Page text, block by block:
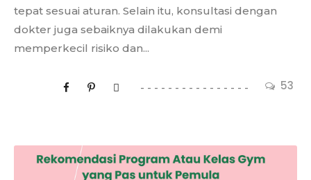
53
tepat sesuai aturan. Selain itu, konsultasi dengan
dokter juga sebaiknya dilakukan demi
memperkecil risiko dan...